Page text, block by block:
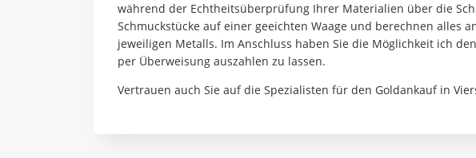
während der Echtheitsüberprüfung Ihrer Materialien über die
Schmuckstücke auf einer geeichten Waage und berechnen alles
jeweiligen Metalls. Im Anschluss haben Sie die Möglichkeit ich
per Überweisung auszahlen zu lassen.
Vertrauen auch Sie auf die Spezialisten für den Goldankauf in